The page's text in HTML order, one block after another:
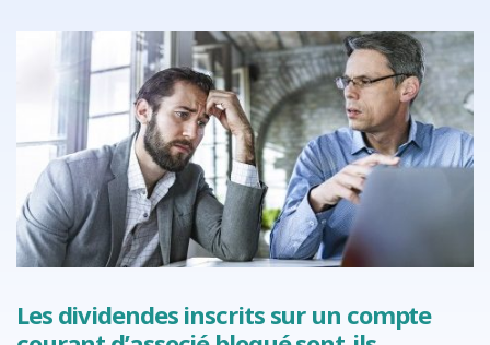
Les dividendes inscrits sur un compte